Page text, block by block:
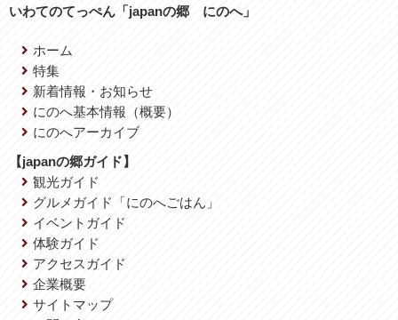
いわてのてっぺん「japanの郷 にのへ」
ホーム
特集
新着情報・お知らせ
にのへ基本情報（概要）
にのへアーカイブ
【japanの郷ガイド】
観光ガイド
グルメガイド「にのへごはん」
イベントガイド
体験ガイド
アクセスガイド
企業概要
サイトマップ